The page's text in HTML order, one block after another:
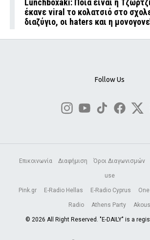
Lunchboxaki: Ποια είναι η
έκανε viral το κολατσιό στο
διαζύγιο, οι haters και η
Follow Us
Επικοινωνία Διαφήμιση Όροι Διαγωνισμών
use
Pink.gr E-Radio Hellas E-Radio Cyprus
Radio Athens Party Akous
© 2026 All Right Reserved. "E-DAILY" is a